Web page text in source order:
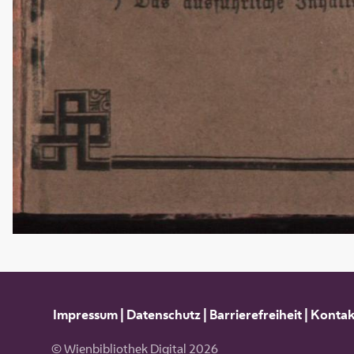
Impressum| Datenschutz| Barrierefreiheit|
© Wienbibliothek Digital 2026